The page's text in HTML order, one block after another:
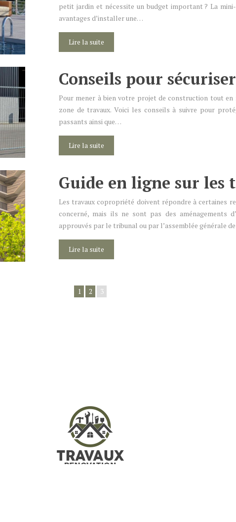
petit jardin et nécessite un budget important ? La
avantages d’installer une…
Lire la suite
Conseils pour
Pour mener à bien votre projet de construction tout en
zone de travaux. Voici les conseils à suivre pour
passants ainsi que…
Lire la suite
Guide en ligne sur les
Les travaux copropriété doivent répondre à certaines
concerné, mais ils ne sont pas des aménagements
approuvés par le tribunal ou par l’assemblée générale
Lire la suite
1 2 3